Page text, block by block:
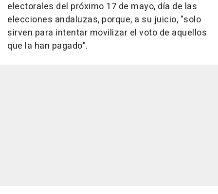
electorales del próximo 17 de mayo, día de las
elecciones andaluzas, porque, a su juicio, "solo
sirven para intentar movilizar el voto de aquellos
que la han pagado".